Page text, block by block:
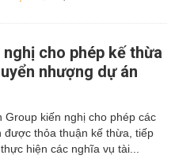
cho phép kế thừa
nhượng dự án
Group kiến nghị cho phép các
được thỏa thuận kế thừa, tiếp
hiện các nghĩa vụ tài...